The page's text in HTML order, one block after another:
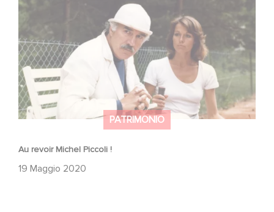
PATRIMONIO
Au revoir Michel Piccoli !
19 Maggio 2020